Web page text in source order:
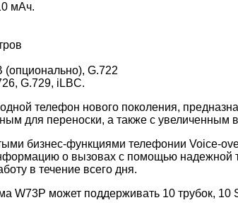
мАч.
G.722
G.729, iLBC.
телефон нового поколения,
для переноски, а также с
бизнес-функциями телефонии Voice-
о вызовах с помощью надежной
в течение всего дня.
W73P может поддерживать 10 трубок, 10